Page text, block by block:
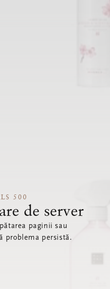
500
de server
paginii sau
problema persistă.